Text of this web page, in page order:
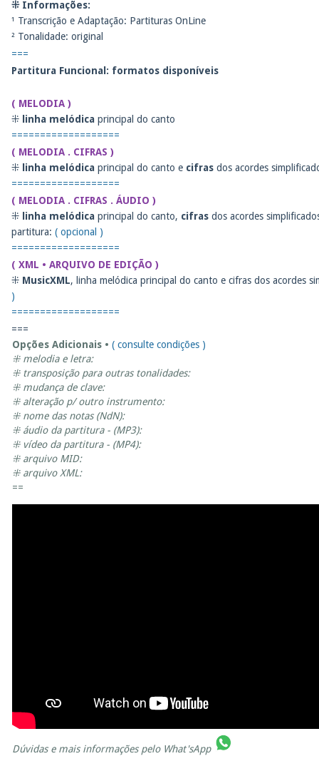
⁜ Informações:
¹ Transcrição e Adaptação: Partituras OnLine
² Tonalidade: original
===
Partitura Funcional: formatos disponíveis
( MELODIA )
⁜ linha melódica principal do canto
===================
( MELODIA . CIFRAS )
⁜ linha melódica principal do canto e cifras dos acordes
===================
( MELODIA . CIFRAS . ÁUDIO )
⁜ linha melódica principal do canto, cifras dos acordes
partitura: ( opcional )
===================
( XML • ARQUIVO DE EDIÇÃO )
⁜ MusicXML, linha melódica principal do canto e cifras dos acordes
)
===================
===
Opções Adicionais • ( consulte condições )
⁜ melodia e letra:
⁜ transposição para outras tonalidades:
⁜ mudança de clave:
⁜ alteração p/ outro instrumento:
⁜ nome das notas (NdN):
⁜ áudio da partitura - (MP3):
⁜ vídeo da partitura - (MP4):
⁜ arquivo MID:
⁜ arquivo XML:
==
Dúvidas e mais informações pelo What'sApp